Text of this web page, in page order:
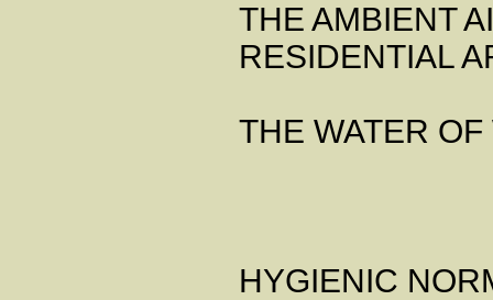
THE AMBIENT
RESIDENTIAL
THE WATER
HYGIENIC